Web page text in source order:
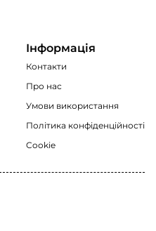
Інформація
Контакти
Про нас
Умови використання
Політика конфіденційності
Cookie